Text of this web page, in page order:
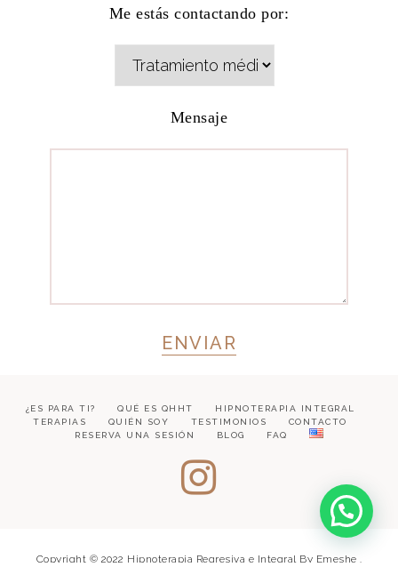
Me estás contactando por:
Mensaje
¿ES PARA TI? QUÉ ES QHHT
HIPNOTERAPIA INTEGRAL
TERAPIAS
QUIÉN SOY TESTIMONIOS
CONTACTO
RESERVA UNA SESIÓN
BLOG FAQ
Copyright © 2022 Hipnoterapia Regresiva e Integral By Emeshe .